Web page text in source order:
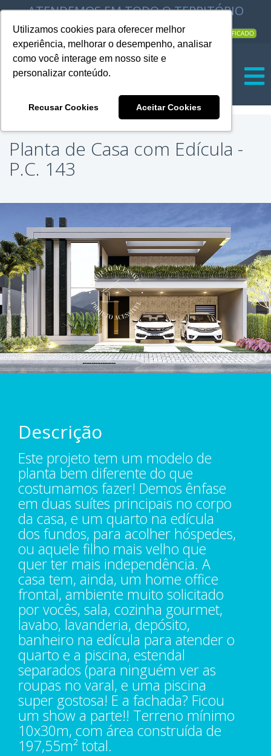
Utilizamos cookies para oferecer melhor
experiência, melhorar o desempenho, analisar
como você interage em nosso site e
personalizar conteúdo.
Recusar Cookies Aceitar Cookies
ATENDEMOS EM TODO O TERRITÓRIO
NACIONAL |
|
Planta de Casa com Edícula -
P.C. 143
Descrição
Este projeto tem um modelo de
planta bem diferente do que
costumamos fazer! Demos ênfase
em duas suítes principais no corpo
da casa, e um quarto na edícula
dos fundos, para acolher hóspedes,
ou aquele filho mais velho que
quer ter mais independência. A
casa tem, ainda, um home office
frontal, ambiente muito solicitado
por vocês, sala, cozinha gourmet,
lavabo, lavanderia, depósito,
banheiro na edícula para atender o
quarto e a piscina, estendal
separados (para ninguém ver as
roupas no varal, e uma piscina
super gostosa! E a fachada? Ficou
um show a parte!! Terreno mínimo
10x30m, com área construída de
197,55m² total.